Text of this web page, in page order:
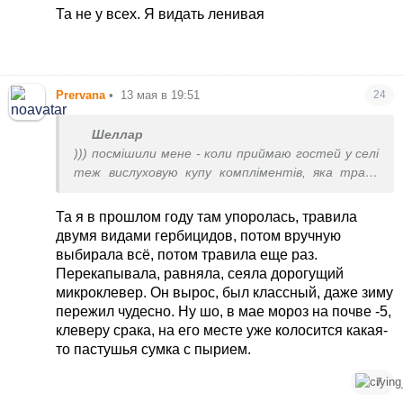
надто над ним труситесь.
Та не у всех. Я видать ленивая
Prervana • 13 мая в 19:51 24
Шеллар
))) посмішили мене - коли приймаю гостей у селі
теж вислуховую купу компліментів, яка трава
травинку поки щітка вилізла. А пауки то вже
Жорік, який тут теж живе.
Та я в прошлом году там упоролась, травила
двумя видами гербицидов, потом вручную
выбирала всё, потом травила еще раз.
Перекапывала, равняла, сеяла дорогущий
микроклевер. Он вырос, был классный, даже зиму
пережил чудесно. Ну шо, в мае мороз на почве -5,
клеверу срака, на его месте уже колосится какая-
то пастушья сумка с пырием.
7